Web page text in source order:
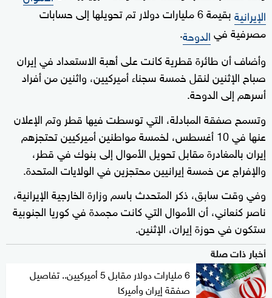
الإيرانية
بقيمة 6 مليارات دولار تم تحويلها إلى حسابات
مصرفية فيالدوحة.
وأضاف أن طائرة قطرية كانت على أهبة الاستعداد في إيران
صباح الإثنين لنقل خمسة سجناء أميركيين، واثنين من أفراد
أسرهم إلى الدوحة.
وتسمح صفقة المبادلة، التي توسطت فيها قطر وتم الإعلان
عنها في 10 أغسطس، لخمسة مواطنين أميركيين تحتجزهم
إيران بالمغادرة مقابل تحويل الأموال إلى بنوك في قطر،
والإفراج عن خمسة إيرانيين محتجزين في الولايات المتحدة.
وفي وقت سابق، ذكر المتحدث باسم وزارة الخارجية الإيرانية،
ناصر كنعاني، أن الأموال التي كانت مجمدة في كوريا الجنوبية
ستكون في حوزة إيران، الإثنين.
أخبار ذات صلة
6 مليارات دولار مقابل 5 أميركيين.. تفاصيل
صفقة إيران وأميركا